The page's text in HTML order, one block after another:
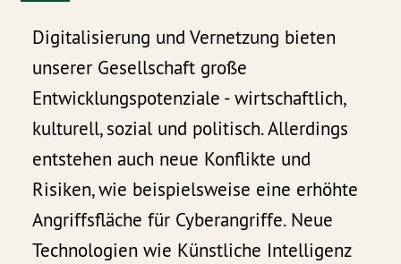
Digitalisierung und Vernetzung bieten
unserer Gesellschaft große
Entwicklungspotenziale - wirtschaftlich,
kulturell, sozial und politisch. Allerdings
entstehen auch neue Konflikte und
Risiken, wie beispielsweise eine erhöhte
Angriffsfläche für Cyberangriffe. Neue
Technologien wie Künstliche Intelligenz